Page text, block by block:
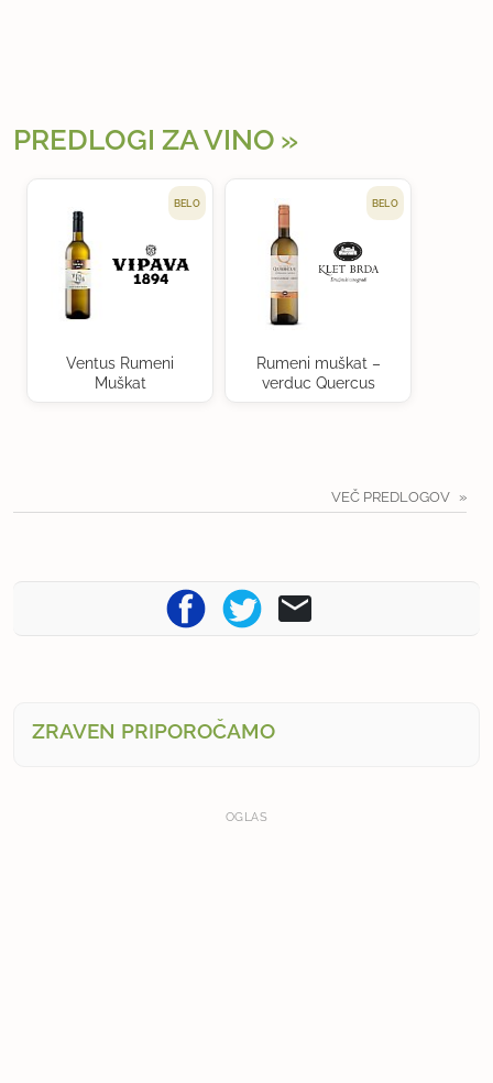
PREDLOGI ZA VINO
BELO
Ventus Rumeni
Muškat
BELO
Rumeni muškat –
verduc Quercus
VEČ PREDLOGOV
ZRAVEN PRIPOROČAMO
OGLAS